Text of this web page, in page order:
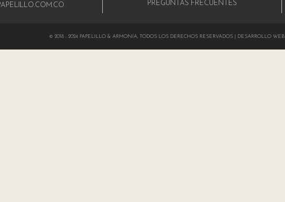
PREGUNTAS FRECUENTES
© 2018 - 2024 PAPELILLO & ARMONÍA, TODOS LOS DERECHOS RESERVADOS | DESARROLLO WEB